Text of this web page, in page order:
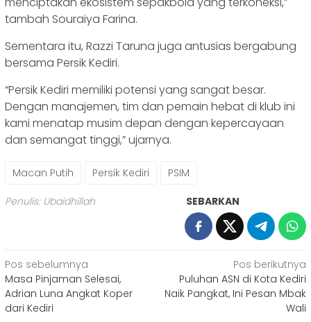
tambah Souraiya Farina.
Sementara itu, Razzi Taruna juga antusias bergabung
bersama Persik Kediri.
“Persik Kediri memiliki potensi yang sangat besar.
Dengan manajemen, tim dan pemain hebat di klub ini
kami menatap musim depan dengan kepercayaan
dan semangat tinggi,” ujarnya.
Macan Putih Persik Kediri PSIM
Penulis: Ubaidhillah SEBARKAN
Navigasi
pos
Pos sebelumnya
Masa Pinjaman Selesai,
Adrian Luna Angkat Koper
dari Kediri
Pos berikutnya
Puluhan ASN di Kota Kediri
Naik Pangkat, Ini Pesan Mbak
Wali